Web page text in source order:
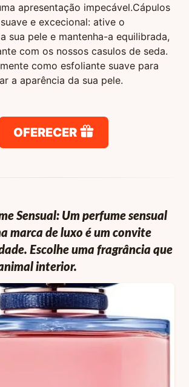
apresentação impecável.Cápulos
e excecional: ative o
sua pele e mantenha-a equilibrada,
com os nossos casulos de seda.
como esfoliante suave para
a aparência da sua pele.
OFERECER
Sensual: Um perfume sensual
marca de luxo é um convite
Escolhe uma fragrância que
interior.